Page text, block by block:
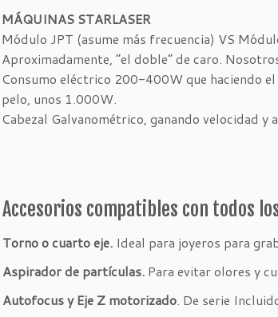
MÁQUINAS STARLASER
Módulo JPT (asume más frecuencia) VS
Aproximadamente, “el doble” de caro.
Consumo eléctrico 200-400W que haciendo
pelo, unos 1.000W.
Cabezal Galvanométrico, ganando velocidad y
Accesorios compatibles con todos
Torno o cuarto eje. Ideal para joyeros para
Aspirador de partículas. Para evitar olores y
Autofocus y Eje Z motorizado. De serie